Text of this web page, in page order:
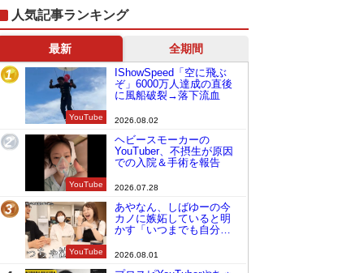
人気記事ランキング
最新 全期間
1
YouTube
IShowSpeed「空に飛ぶ
ぞ」6000万人達成の直後
に風船破裂→落下流血
2026.08.02
2
YouTube
ヘビースモーカーの
YouTuber、不摂生が原因
での入院＆手術を報告
2026.07.28
3
YouTube
あやなん、しばゆーの今
カノに嫉妬していると明
かす「いつまでも自分の
2026.08.01